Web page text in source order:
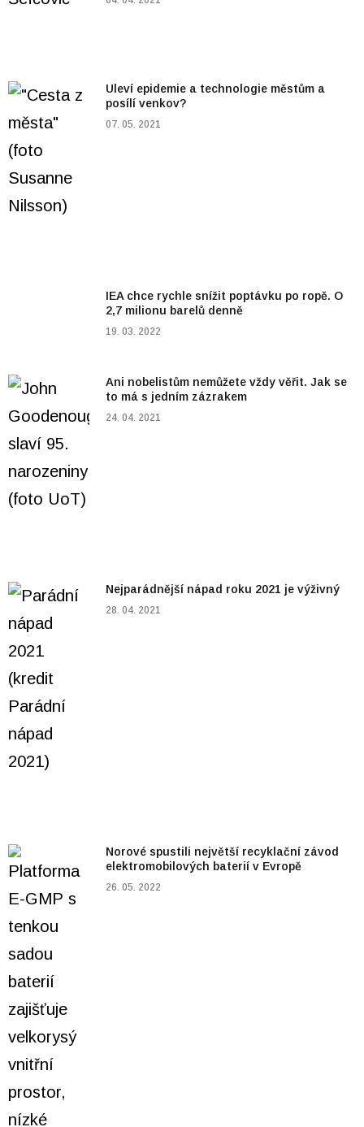
Uleví epidemie a technologie městům a
posílí venkov?
07. 05. 2021
IEA chce rychle snížit poptávku po ropě. O
2,7 milionu barelů denně
19. 03. 2022
Ani nobelistům nemůžete vždy věřit. Jak se
to má s jedním zázrakem
24. 04. 2021
Nejparádnější nápad roku 2021 je výživný
28. 04. 2021
Norové spustili největší recyklační závod
elektromobilových baterií v Evropě
26. 05. 2022